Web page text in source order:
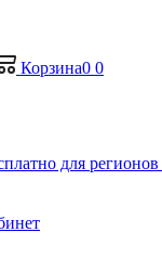
Корзина0 0
для